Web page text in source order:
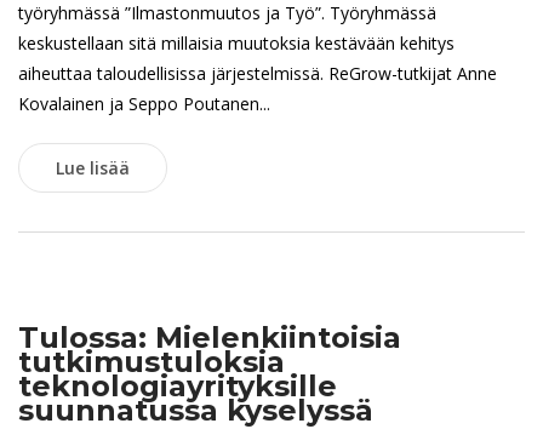
työryhmässä ”Ilmastonmuutos ja Työ”. Työryhmässä
keskustellaan sitä millaisia muutoksia kestävään kehitys
aiheuttaa taloudellisissa järjestelmissä. ReGrow-tutkijat Anne
Kovalainen ja Seppo Poutanen...
Lue lisää
Tulossa: Mielenkiintoisia
tutkimustuloksia
teknologiayrityksille
suunnatussa kyselyssä